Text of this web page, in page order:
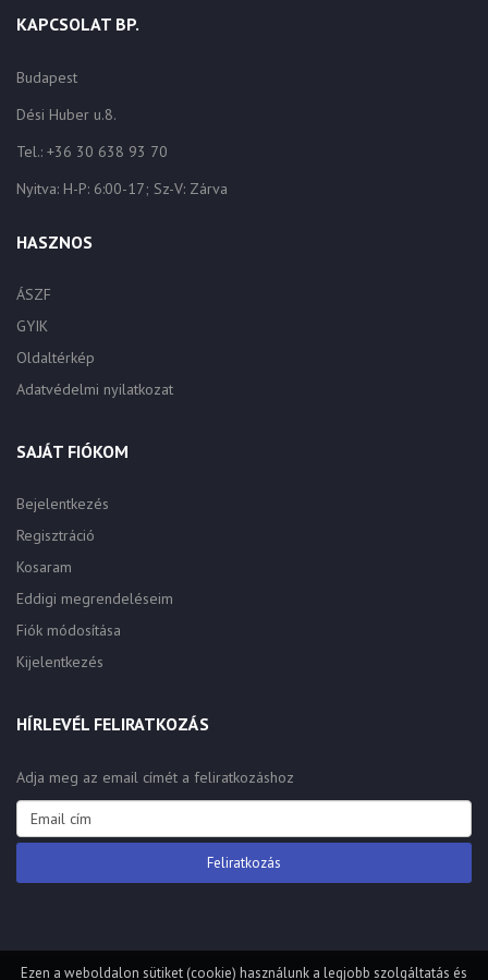
KAPCSOLAT BP.
Budapest
Dési Huber u.8.
Tel.: +36 30 638 93 70
Nyitva: H-P: 6:00-17; Sz-V: Zárva
HASZNOS
ÁSZF
GYIK
Oldaltérkép
Adatvédelmi nyilatkozat
SAJÁT FIÓKOM
Bejelentkezés
Regisztráció
Kosaram
Eddigi megrendeléseim
Fiók módosítása
Kijelentkezés
HÍRLEVÉL FELIRATKOZÁS
Adja meg az email címét a feliratkozáshoz
Ezen a weboldalon sütiket (cookie) használunk a legjobb szolgáltatás és